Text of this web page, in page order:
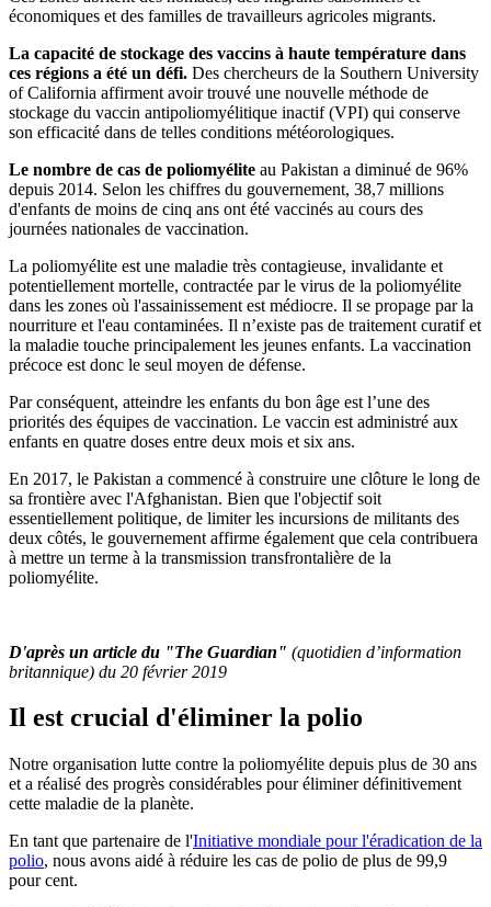
économiques et des familles de travailleurs agricoles migrants.
La capacité de stockage des vaccins à haute température dans
ces régions a été un défi. Des chercheurs de la Southern University
of California affirment avoir trouvé une nouvelle méthode de
stockage du vaccin antipoliomyélitique inactif (VPI) qui conserve
son efficacité dans de telles conditions météorologiques.
Le nombre de cas de poliomyélite au Pakistan a diminué de 96%
depuis 2014. Selon les chiffres du gouvernement, 38,7 millions
d'enfants de moins de cinq ans ont été vaccinés au cours des
journées nationales de vaccination.
La poliomyélite est une maladie très contagieuse, invalidante et
potentiellement mortelle, contractée par le virus de la poliomyélite
dans les zones où l'assainissement est médiocre. Il se propage par la
nourriture et l'eau contaminées. Il n’existe pas de traitement curatif et
la maladie touche principalement les jeunes enfants. La vaccination
précoce est donc le seul moyen de défense.
Par conséquent, atteindre les enfants du bon âge est l’une des
priorités des équipes de vaccination. Le vaccin est administré aux
enfants en quatre doses entre deux mois et six ans.
En 2017, le Pakistan a commencé à construire une clôture le long de
sa frontière avec l'Afghanistan. Bien que l'objectif soit
essentiellement politique, de limiter les incursions de militants des
deux côtés, le gouvernement affirme également que cela contribuera
à mettre un terme à la transmission transfrontalière de la
poliomyélite.
D'après un article du "The Guardian" (quotidien d’information
britannique) du 20 février 2019
Il est crucial d'éliminer la polio
Notre organisation lutte contre la poliomyélite depuis plus de 30 ans
et a réalisé des progrès considérables pour éliminer définitivement
cette maladie de la planète.
En tant que partenaire de l'Initiative mondiale pour l'éradication de la
polio, nous avons aidé à réduire les cas de polio de plus de 99,9
pour cent.